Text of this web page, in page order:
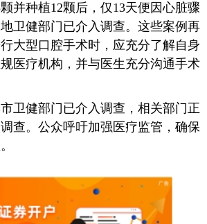
并种植12颗后，仅13天便因心脏骤
卫健部门已介入调查。这些案例再
大型口腔手术时，应充分了解自身
医疗机构，并与医生充分沟通手术
健部门已介入调查，相关部门正
查。公众呼吁加强医疗监管，确保